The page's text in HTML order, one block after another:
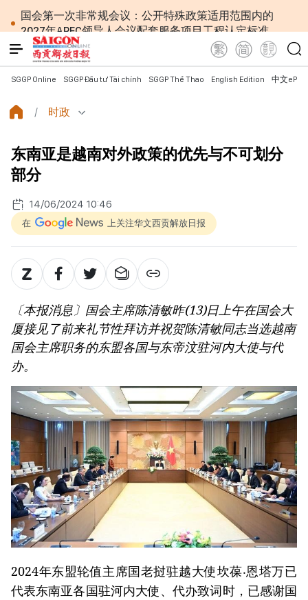
国会第一次非常规会议：公开特殊政策适用范围内的
2027年APEC领导人会议配套服务项目工程认定标准
越南第十六届国会第一次非常规会议：简化行政手续
但不削弱监管责任
越南国会主席陈青敏会见美国驻越南大使詹妮弗·威克
越南共产党中央总书记、国家主席苏林将对澳大利亚
和新西兰进行国事访问
“保护人员”紧密结合
日益活跃
党中央总书记、国家主席苏林：建设一部科学严谨、
简明精炼、便于执行且具有长远生命力的党章
同建设团结、自强的东盟共同体
越南国会常务委员会会议：提交国会审议通过设立广
宁市和北宁市《决议》
SGGP Online SGGP Đầu tư Tài chính SGGP Thể Thao English Edition 中文
时政
东南亚是越南对外政策的优先与不可划分
部分
14/06/2024 10:46
在 上关注华文西贡解放日报
〔本报消息〕国会主席陈清敏昨(13)日上午在国会大
厦接见了前来礼节性拜访并祝贺陈清敏同志当选越南
国会主席职务的东盟各国与东帝汶驻河内大使与代
办。
2024年东盟轮值主席国老挝驻越大使坎葆‧恩塔万已
代表东南亚各国驻河内大使、代办致词时，已感谢国